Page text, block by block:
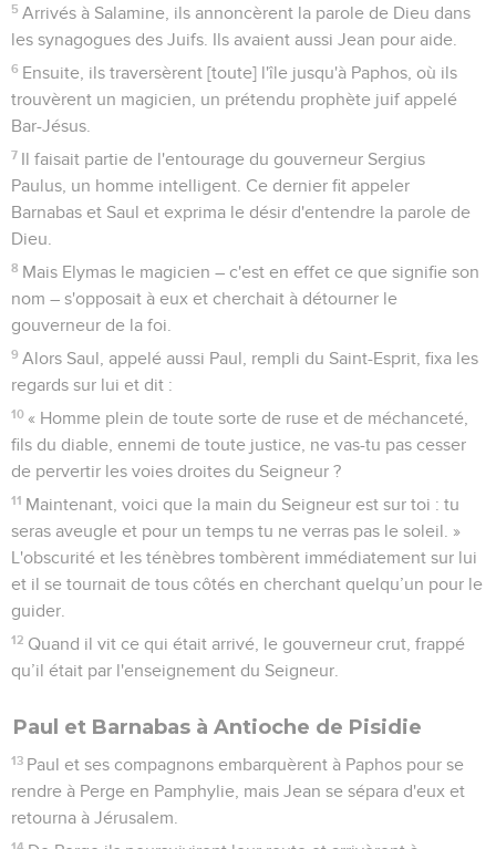
5 Arrivés à Salamine, ils annoncèrent la parole de Dieu dans
les synagogues des Juifs. Ils avaient aussi Jean pour aide.
6 Ensuite, ils traversèrent [toute] l'île jusqu'à Paphos, où ils
trouvèrent un magicien, un prétendu prophète juif appelé
Bar-Jésus.
7 Il faisait partie de l'entourage du gouverneur Sergius
Paulus, un homme intelligent. Ce dernier fit appeler
Barnabas et Saul et exprima le désir d'entendre la parole de
Dieu.
8 Mais Elymas le magicien – c'est en effet ce que signifie son
nom – s'opposait à eux et cherchait à détourner le
gouverneur de la foi.
9 Alors Saul, appelé aussi Paul, rempli du Saint-Esprit, fixa les
regards sur lui et dit :
10 « Homme plein de toute sorte de ruse et de méchanceté,
fils du diable, ennemi de toute justice, ne vas-tu pas cesser
de pervertir les voies droites du Seigneur ?
11 Maintenant, voici que la main du Seigneur est sur toi : tu
seras aveugle et pour un temps tu ne verras pas le soleil. »
L'obscurité et les ténèbres tombèrent immédiatement sur lui
et il se tournait de tous côtés en cherchant quelqu’un pour le
guider.
12 Quand il vit ce qui était arrivé, le gouverneur crut, frappé
qu’il était par l'enseignement du Seigneur.
Paul et Barnabas à Antioche de Pisidie
13 Paul et ses compagnons embarquèrent à Paphos pour se
rendre à Perge en Pamphylie, mais Jean se sépara d'eux et
retourna à Jérusalem.
14